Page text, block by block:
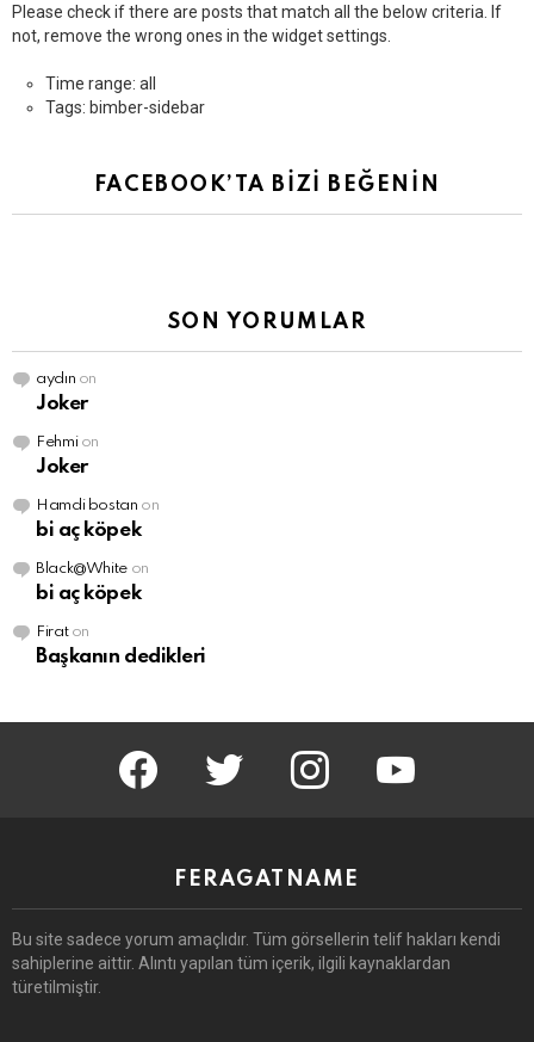
Please check if there are posts that match all the below criteria. If
not, remove the wrong ones in the widget settings.
Time range: all
Tags: bimber-sidebar
FACEBOOK’TA BİZİ BEĞENİN
SON YORUMLAR
aydın on
Joker
Fehmion
Joker
Hamdi bostan on
bi aç köpek
Black@White on
bi aç köpek
Firaton
Başkanın dedikleri
facebook twitter instagram
FERAGATNAME
Bu site sadece yorum amaçlıdır. Tüm görsellerin telif hakları kendi
sahiplerine aittir. Alıntı yapılan tüm içerik, ilgili kaynaklardan
türetilmiştir.